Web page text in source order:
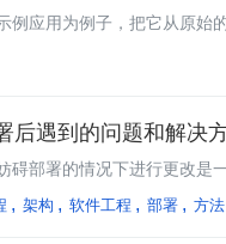
例应用为例子，把它从原始
后遇到的问题和解决
碍部署的情况下进行更改是一
架构 软件工程 部署 方法论